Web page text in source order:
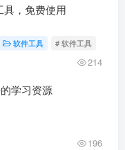
具，免费使用
软件工具 # 软件工具
214
学习资源
196